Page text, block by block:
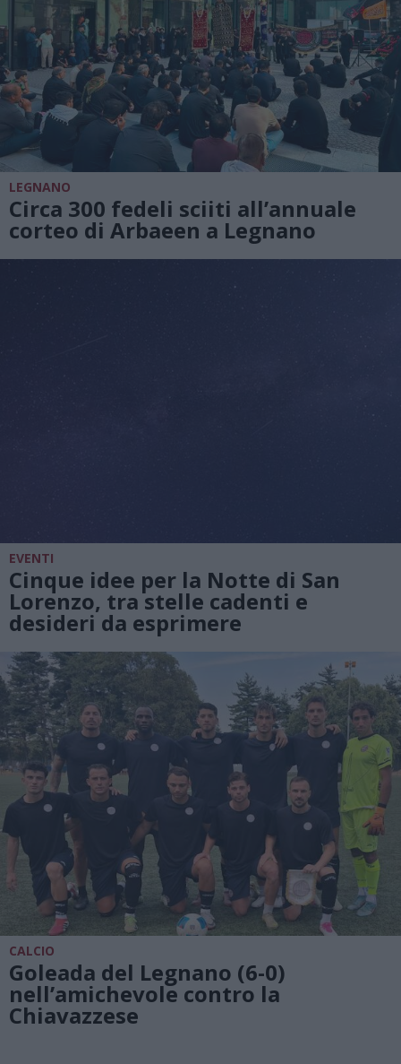
LEGNANO
Circa 300 fedeli sciiti all’annuale
corteo di Arbaeen a Legnano
EVENTI
Cinque idee per la Notte di San
Lorenzo, tra stelle cadenti e
desideri da esprimere
CALCIO
Goleada del Legnano (6-0)
nell’amichevole contro la
Chiavazzese